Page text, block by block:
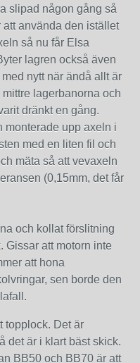
slipad någon gång så
använda den istället
så nu får Elsa
lagren också även
nytt när ändå allt är
lagerbanorna och
dränkt en gång.
monterade upp axeln i
med en liten fil och
mäta så att vevaxeln
(0,15mm, det får
och kollat förslitning
Gissar att motorn inte
att hona
sen borde den
topplock. Det är
det är i klart bäst skick.
BB50 och BB70 är att